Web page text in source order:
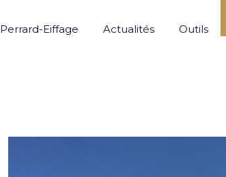
Perrard-Eiffage Actualités Outils